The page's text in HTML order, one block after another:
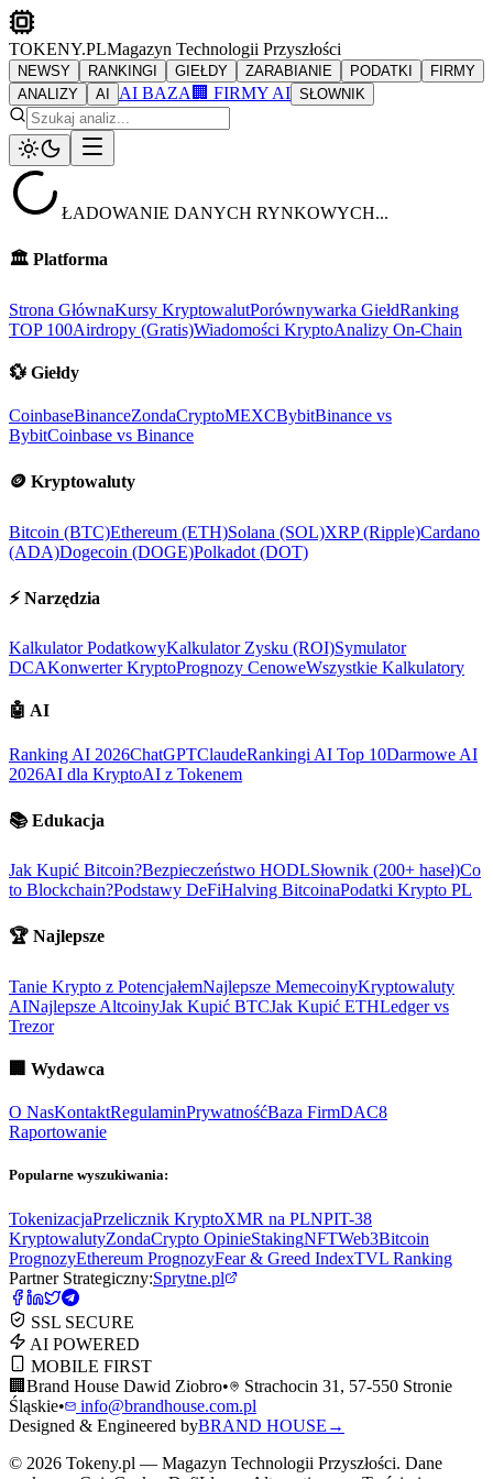
TOKENY.PLMagazyn Technologii Przyszłości
NEWSY RANKINGI GIEŁDY ZARABIANIE PODATKI
FIRMY
ANALIZY
AI AI BAZA 🏢 FIRMY AI SŁOWNIK
ŁADOWANIE DANYCH RYNKOWYCH...
🏛️ Platforma
Strona GłównaKursy KryptowalutPorównywarka GiełdRanking
TOP 100Airdropy (Gratis)Wiadomości KryptoAnalizy On-Chain
💱 Giełdy
CoinbaseBinanceZondaCryptoMEXCBybitBinance vs
BybitCoinbase vs Binance
🪙 Kryptowaluty
Bitcoin (BTC)Ethereum (ETH)Solana (SOL)XRP (Ripple)Cardano
(ADA)Dogecoin (DOGE)Polkadot (DOT)
⚡ Narzędzia
Kalkulator PodatkowyKalkulator Zysku (ROI)Symulator
DCAKonwerter KryptoPrognozy CenoweWszystkie Kalkulatory
🤖 AI
Ranking AI 2026ChatGPTClaudeRankingi AI Top 10Darmowe AI
2026AI dla KryptoAI z Tokenem
📚 Edukacja
Jak Kupić Bitcoin?Bezpieczeństwo HODLSłownik (200+ haseł)Co
to Blockchain?Podstawy DeFiHalving BitcoinaPodatki Krypto PL
🏆 Najlepsze
Tanie Krypto z PotencjałemNajlepsze MemecoinyKryptowaluty
AINajlepsze AltcoinyJak Kupić BTCJak Kupić ETHLedger vs
Trezor
🏢 Wydawca
O NasKontaktRegulaminPrywatnośćBaza FirmDAC8
Raportowanie
Popularne wyszukiwania:
TokenizacjaPrzelicznik KryptoXMR na PLNPIT-38
KryptowalutyZondaCrypto OpinieStakingNFTWeb3Bitcoin
PrognozyEthereum PrognozyFear & Greed IndexTVL Ranking
Partner Strategiczny:Sprytne.pl
SSL SECURE
AI POWERED
MOBILE FIRST
🏢 Brand House Dawid Ziobro•
Strachocin 31, 57-550 Stronie
Śląskie•
info@brandhouse.com.pl
Designed & Engineered byBRAND HOUSE →
© 2026 Tokeny.pl — Magazyn Technologii Przyszłości. Dane